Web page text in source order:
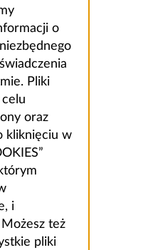
o
Pliki
oraz
kliknięciu w
i
też
pliki